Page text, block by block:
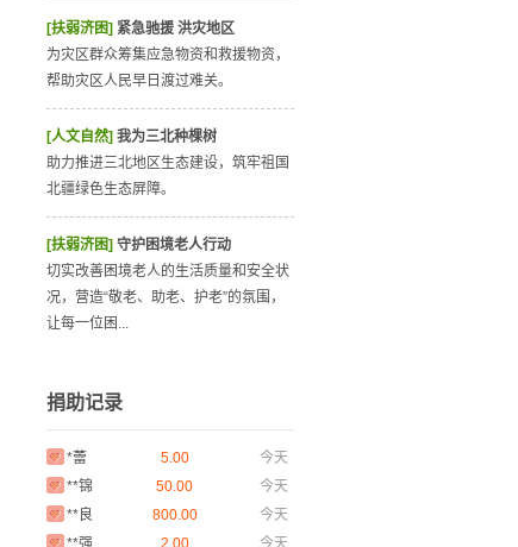
[扶弱济困] 紧急驰援 洪灾地区
为灾区群众筹集应急物资和救援物资，
帮助灾区人民早日渡过难关。
[人文自然] 我为三北种棵树
助力推进三北地区生态建设，筑牢祖国
北疆绿色生态屏障。
[扶弱济困] 守护困境老人行动
切实改善困境老人的生活质量和安全状
况，营造“敬老、助老、护老”的氛围，
让每一位困...
捐助记录
爱心用户
*蕾
5.00
今天
**锦
50.00
今天
**良
800.00
今天
**强
2.00
今天